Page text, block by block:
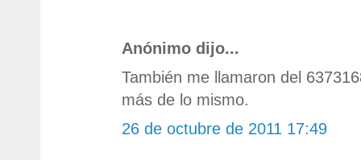
Anónimo dijo...
También me llamaron del
más de lo mismo.
26 de octubre de 2011 17:49